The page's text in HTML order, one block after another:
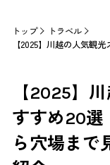
トップ
トラベル
【2025】
すすめ20選
ら穴場まで